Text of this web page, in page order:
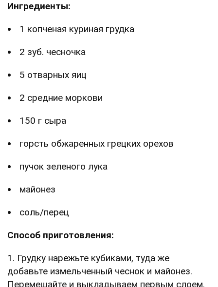
Ингредиенты:
1 копченая куриная грудка
2 зуб. чесночка
5 отварных яиц
2 средние моркови
150 г сыра
горсть обжаренных грецких орехов
пучок зеленого лука
майонез
соль/перец
Способ приготовления:
1. Грудку нарежьте кубиками, туда же
добавьте измельченный чеснок и майонез.
Перемешайте и выкладываем первым слоем.